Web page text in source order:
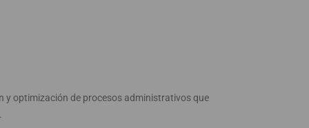
y optimización de procesos administrativos que